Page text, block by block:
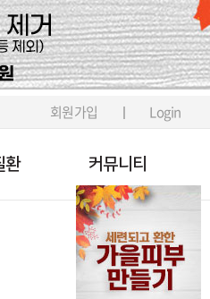
회원가입 Login
환 커뮤니티